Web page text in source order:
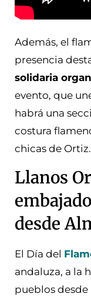
Además, el
presencia
solidaria
evento, que
habrá una
costura
chicas de Ortiz.
Llanos
desde
El Día del
andaluza, a la
pueblos desde